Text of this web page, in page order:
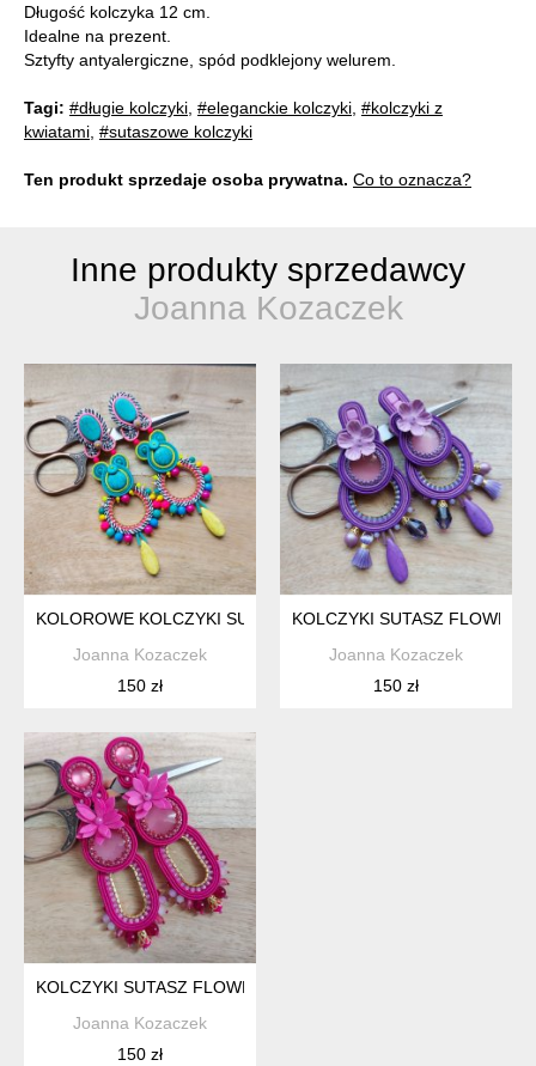
Długość kolczyka 12 cm.
Idealne na prezent.
Sztyfty antyalergiczne, spód podklejony welurem.
Tagi: #długie kolczyki #eleganckie kolczyki #kolczyki z
kwiatami #sutaszowe kolczyki
Ten produkt sprzedaje osoba prywatna. Co to oznacza?
Inne produkty sprzedawcy
Joanna Kozaczek
KOLOROWE KOLCZYKI SUTASZ
Joanna Kozaczek
150 zł
KOLCZYKI SUTASZ FLOWERS
Joanna Kozaczek
150 zł
KOLCZYKI SUTASZ FLOWERS NR 2
Joanna Kozaczek
150 zł